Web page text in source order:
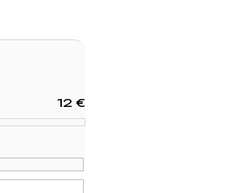
12 €